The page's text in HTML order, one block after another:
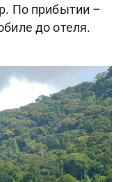
По прибытии –
до отеля.